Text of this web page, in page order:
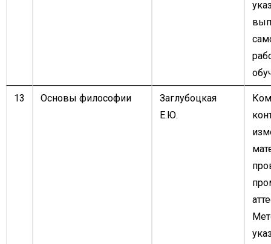
13 Основы философии
Заглубоцкая
Е.Ю.